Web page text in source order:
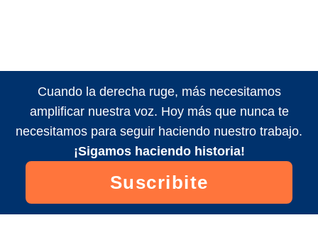
Cuando la derecha ruge, más necesitamos
amplificar nuestra voz. Hoy más que nunca te
necesitamos para seguir haciendo nuestro trabajo.
¡Sigamos haciendo historia!
Suscribite